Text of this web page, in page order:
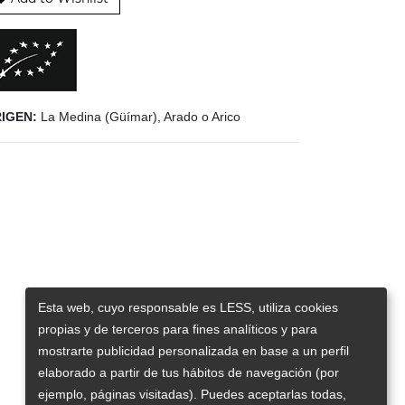
La Medina (Güímar), Arado o Arico
Esta web, cuyo responsable es LESS, utiliza cookies
propias y de terceros para fines analíticos y para
mostrarte publicidad personalizada en base a un perfil
elaborado a partir de tus hábitos de navegación (por
ejemplo, páginas visitadas). Puedes aceptarlas todas,